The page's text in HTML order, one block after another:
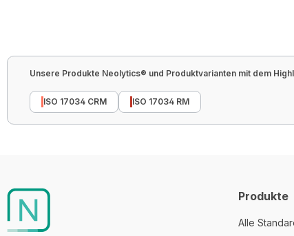
Unsere Produkte Neolytics® und Produktvarianten mit dem
ISO 17034 CRM ISO 17034 RM
Produkte
Alle